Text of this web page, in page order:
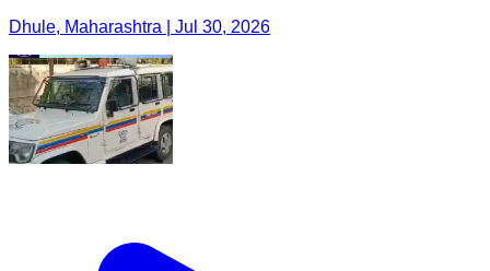
Dhule, Maharashtra | Jul 30, 2026